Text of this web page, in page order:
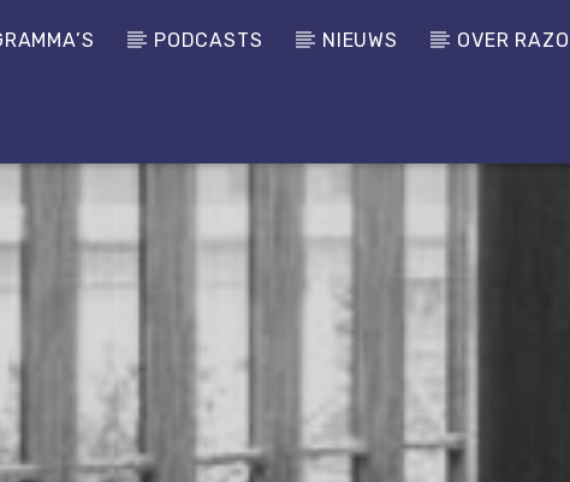
PODCASTS NIEUWS OVER RAZO